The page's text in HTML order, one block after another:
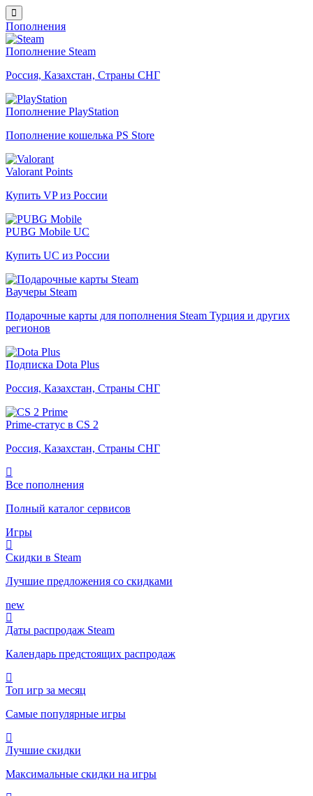
Пополнения
Пополнение Steam
Россия, Казахстан, Страны СНГ
Пополнение PlayStation
Пополнение кошелька PS Store
Valorant Points
Купить VP из России
PUBG Mobile UC
Купить UC из России
Ваучеры Steam
Подарочные карты для пополнения Steam Турция и других
регионов
Подписка Dota Plus
Россия, Казахстан, Страны СНГ
Prime-статус в CS 2
Россия, Казахстан, Страны СНГ
Все пополнения
Полный каталог сервисов
Игры
Скидки в Steam
Лучшие предложения со скидками
new
Даты распродаж Steam
Календарь предстоящих распродаж
Топ игр за месяц
Самые популярные игры
Лучшие скидки
Максимальные скидки на игры